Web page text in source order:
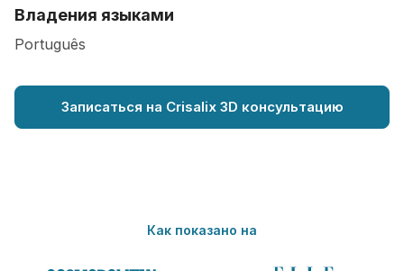
Владения языками
Português
Записаться на Crisalix 3D консультацию
Как показано на